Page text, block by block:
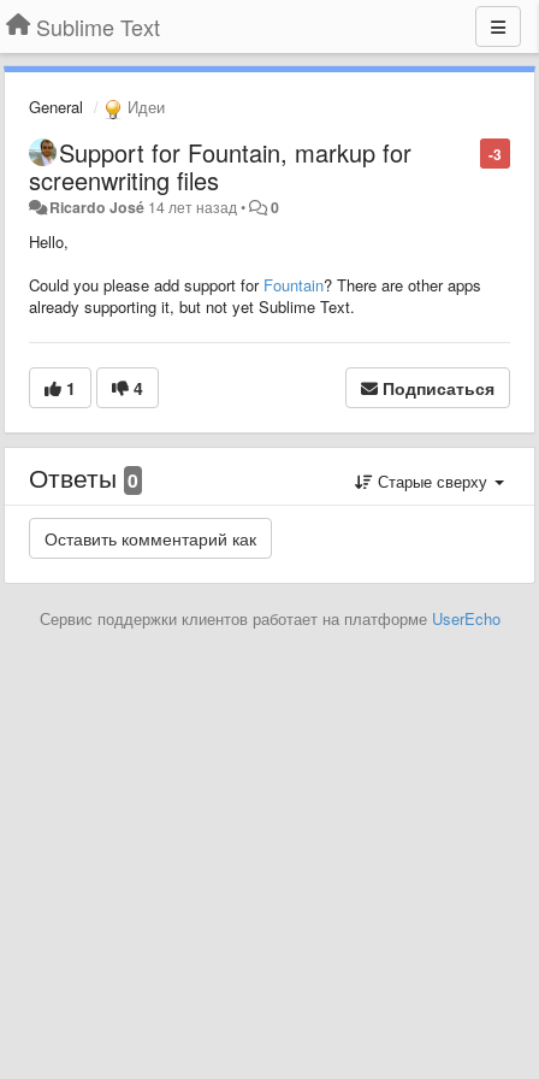
Sublime Text
General Идеи
-3
Support for Fountain, markup for
screenwriting files
Ricardo José 14 лет назад • 0
Hello,
Could you please add support for Fountain? There are other apps
already supporting it, but not yet Sublime Text.
1 4 Подписаться
Ответы 0 Старые сверху
Сервис поддержки клиентов работает на платформе UserEcho